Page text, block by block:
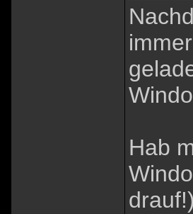
Hab
drauf!)